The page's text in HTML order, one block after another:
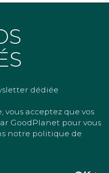
dédiée
vous acceptez que vos
GoodPlanet pour vous
notre politique de